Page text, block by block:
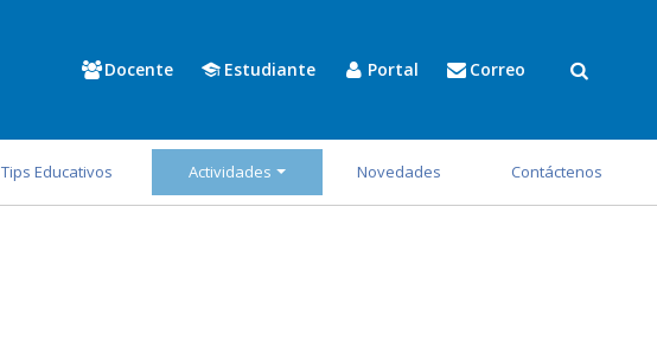
Docente Estudiante Portal Correo
Tips Educativos Actividades Novedades Contáctenos